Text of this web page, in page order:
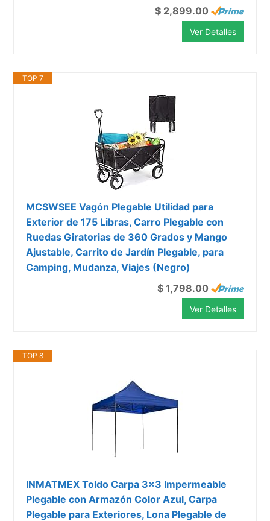
$ 2,899.00
Ver Detalles
TOP 7
MCSWSEE Vagón Plegable Utilidad para
Exterior de 175 Libras, Carro Plegable con
Ruedas Giratorias de 360 Grados y Mango
Ajustable, Carrito de Jardín Plegable, para
Camping, Mudanza, Viajes (Negro)
$ 1,798.00
Ver Detalles
TOP 8
INMATMEX Toldo Carpa 3x3 Impermeable
Plegable con Armazón Color Azul, Carpa
Plegable para Exteriores, Lona Plegable de